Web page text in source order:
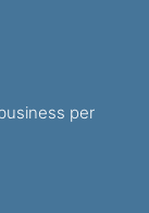
per